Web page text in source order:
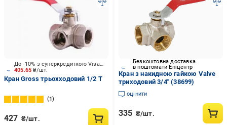
405.65₴/шт.
До -10% з суперкредиткою Visa Вигода
Кран Gross трьохходовий 1/2 Т
1
427 ₴/шт.
Безкоштовна доставка
в поштомати Епіцентр
Кран з накидною гайкою Valve
триходовий 3/4" (38699)
оцінити
335 ₴/шт.